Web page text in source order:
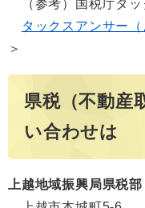
（参考）国税庁タッ
タックスアンサー（
＞
県税（不動産
い合わせは
上越地域振興局県税部